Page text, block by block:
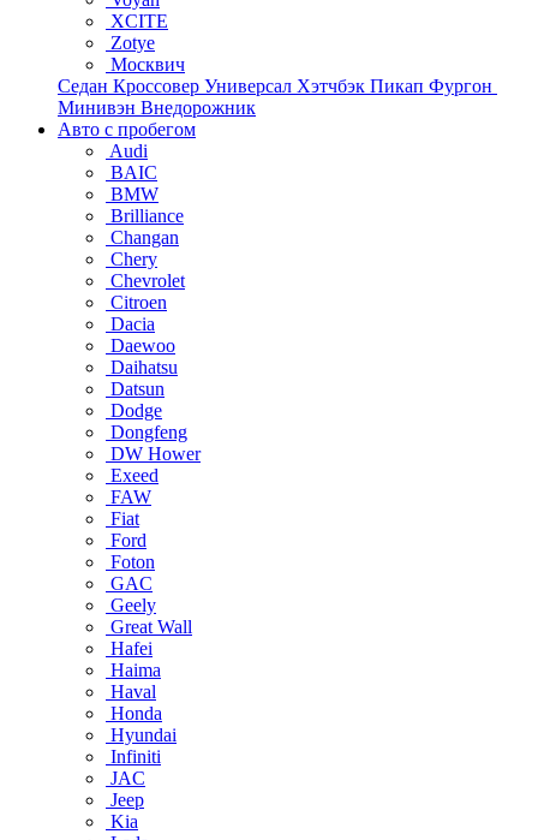
XCITE
Zotye
Москвич
Седан Кроссовер Универсал Хэтчбэк Пикап Фургон
Минивэн Внедорожник
Авто с пробегом
Audi
BAIC
BMW
Brilliance
Changan
Chery
Chevrolet
Citroen
Dacia
Daewoo
Daihatsu
Datsun
Dodge
Dongfeng
DW Hower
Exeed
FAW
Fiat
Ford
Foton
GAC
Geely
Great Wall
Hafei
Haima
Haval
Honda
Hyundai
Infiniti
JAC
Jeep
Kia